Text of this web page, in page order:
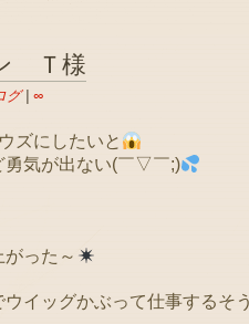
Ｔ様
グ| ∞
ズにしたいと
勇気が出ない(￣▽￣;)
った～
イッグかぶって仕事するそ